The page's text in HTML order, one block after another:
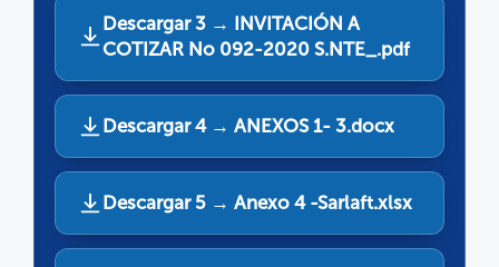
Descargar 3 → INVITACIÓN A
COTIZAR No 092-2020 S.NTE_.pdf
Descargar 4 → ANEXOS 1- 3.docx
Descargar 5 → Anexo 4 -Sarlaft.xlsx